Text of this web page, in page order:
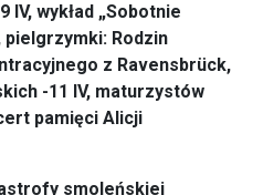
wykład „Sobotnie
pielgrzymki: Rodzin
z Ravensbrück,
-11 IV, maturzystów
pamięci Alicji
smoleńskiej